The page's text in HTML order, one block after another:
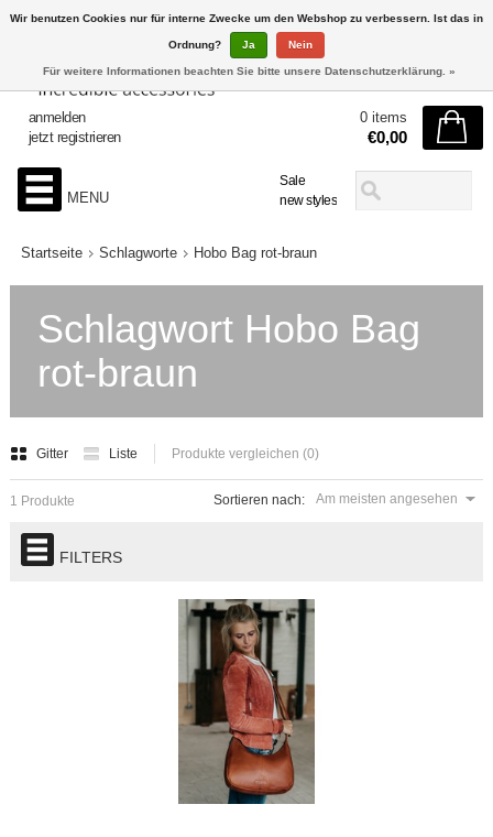
Sale
new styles
anmelden
jetzt registrieren
0 items
€0,00
MENU
Startseite Schlagworte Hobo Bag rot-braun
Schlagwort Hobo Bag
rot-braun
Gitter Liste Produkte vergleichen (0)
Sortieren nach: Am meisten angesehen
1 Produkte
FILTERS
Wir benutzen Cookies nur für interne Zwecke um den Webshop zu verbessern. Ist das in
Ordnung? Ja Nein
Für weitere Informationen beachten Sie bitte unsere Datenschutzerklärung. »